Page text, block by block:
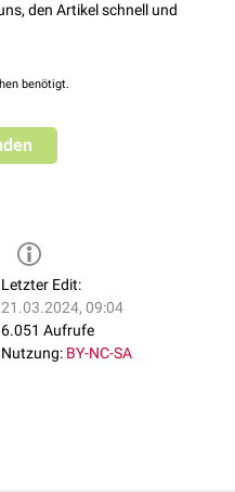
den Artikel schnell und
benötigt.
Letzter Edit:
21.03.2024, 09:04
6.051 Aufrufe
Nutzung: BY-NC-SA